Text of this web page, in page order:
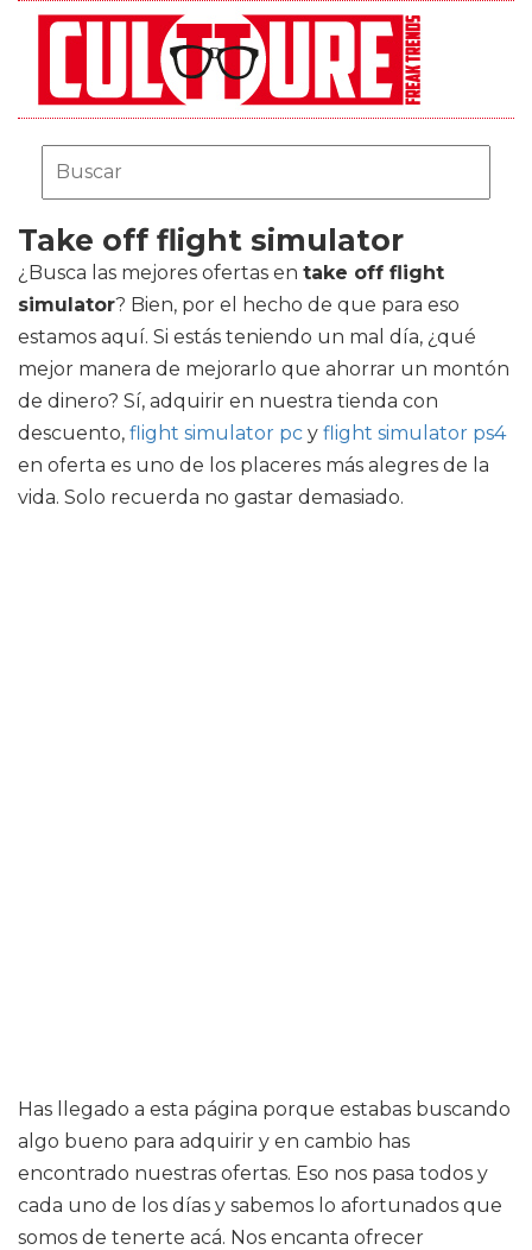
Take off flight simulator
¿Busca las mejores ofertas en take off flight
simulator? Bien, por el hecho de que para eso
estamos aquí. Si estás teniendo un mal día, ¿qué
mejor manera de mejorarlo que ahorrar un montón
de dinero? Sí, adquirir en nuestra tienda con
descuento, flight simulator pc y flight simulator ps4
en oferta es uno de los placeres más alegres de la
vida. Solo recuerda no gastar demasiado.
Has llegado a esta página porque estabas buscando
algo bueno para adquirir y en cambio has
encontrado nuestras ofertas. Eso nos pasa todos y
cada uno de los días y sabemos lo afortunados que
somos de tenerte acá. Nos encanta ofrecer